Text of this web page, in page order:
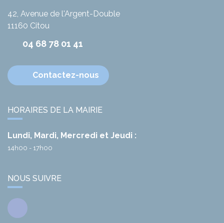
42, Avenue de l'Argent-Double
11160 Citou
04 68 78 01 41
Contactez-nous
HORAIRES DE LA MAIRIE
Lundi, Mardi, Mercredi et Jeudi :
14h00 - 17h00
NOUS SUIVRE
Facebook